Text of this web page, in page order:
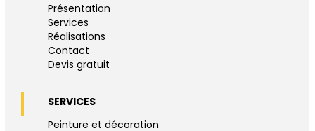
Présentation
Services
Réalisations
Contact
Devis gratuit
SERVICES
Peinture et décoration